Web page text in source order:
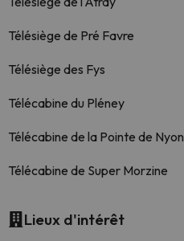
Télésiège de Pré Favre
Télésiège des Fys
Télécabine du Pléney
Télécabine de la Pointe de Nyon
Télécabine de Super Morzine
Lieux d'intérêt